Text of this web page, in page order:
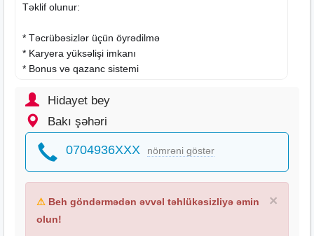
Təklif olunur:
* Təcrübəsizlər üçün öyrədilmə
* Karyera yüksəlişi imkanı
* Bonus və qazanc sistemi
Tələblər:
* Ünsiyyət bacarığı
* Məsuliyyətli olmaq
Hidayet bey
Bakı şəhəri
0704936XXX nömrəni göstər
×
⚠ Beh göndərmədən əvvəl təhlükəsizliyə əmin
olun!